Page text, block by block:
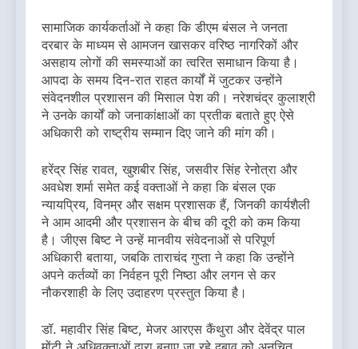
सामाजिक कार्यकर्ताओं ने कहा कि डीएम बंसल ने जनता
दरबार के माध्यम से आमजन खासकर वरिष्ठ नागरिकों और
असहाय लोगों की समस्याओं का त्वरित समाधान किया है।
आपदा के समय दिन-रात राहत कार्यों में जुटकर उन्होंने
संवेदनशील प्रशासन की मिसाल पेश की। नरेशचंद्र कुलाश्री
ने उनके कार्यों को जनाकांक्षाओं का प्रतीक बताते हुए ऐसे
अधिकारी को राष्ट्रीय सम्मान दिए जाने की मांग की।
हरेंद्र सिंह रावत, खुशबीर सिंह, जसवीर सिंह रेनोत्रा और
अवधेश शर्मा समेत कई वक्ताओं ने कहा कि बंसल एक
न्यायप्रिय, विनम्र और सक्षम प्रशासक हैं, जिनकी कार्यशैली
ने आम आदमी और प्रशासन के बीच की दूरी को कम किया
है। जीएस बिष्ट ने उन्हें मानवीय संवेदनाओं से परिपूर्ण
अधिकारी बताया, जबकि ताराचंद गुप्ता ने कहा कि उन्होंने
अपने कर्तव्यों का निर्वहन पूरी निष्ठा और लगन से कर
नौकरशाही के लिए उदाहरण प्रस्तुत किया है।
डॉ. महावीर सिंह बिष्ट, मेजर आरएस कैंथुरा और देवेंद्र पाल